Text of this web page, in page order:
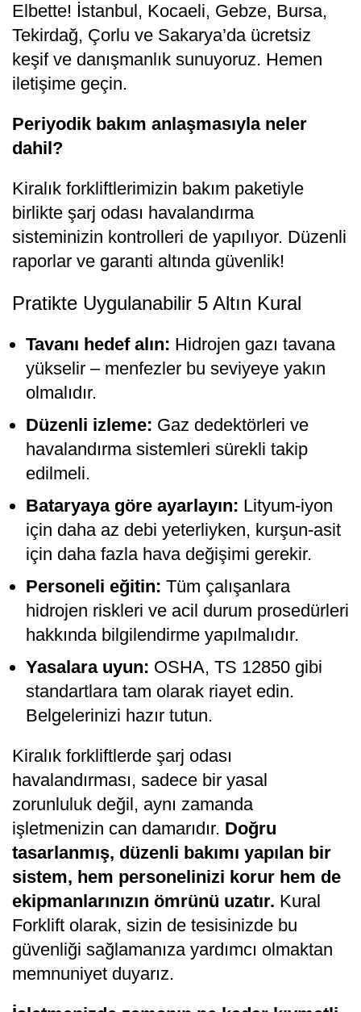
Elbette! İstanbul, Kocaeli, Gebze, Bursa,
Tekirdağ, Çorlu ve Sakarya’da ücretsiz
keşif ve danışmanlık sunuyoruz. Hemen
iletişime geçin.
Periyodik bakım anlaşmasıyla neler
dahil?
Kiralık forkliftlerimizin bakım paketiyle
birlikte şarj odası havalandırma
sisteminizin kontrolleri de yapılıyor. Düzenli
raporlar ve garanti altında güvenlik!
Pratikte Uygulanabilir 5 Altın Kural
Tavanı hedef alın: Hidrojen gazı tavana
yükselir – menfezler bu seviyeye yakın
olmalıdır.
Düzenli izleme: Gaz dedektörleri ve
havalandırma sistemleri sürekli takip
edilmeli.
Bataryaya göre ayarlayın: Lityum-iyon
için daha az debi yeterliyken, kurşun-asit
için daha fazla hava değişimi gerekir.
Personeli eğitin: Tüm çalışanlara
hidrojen riskleri ve acil durum prosedürleri
hakkında bilgilendirme yapılmalıdır.
Yasalara uyun: OSHA, TS 12850 gibi
standartlara tam olarak riayet edin.
Belgelerinizi hazır tutun.
Kiralık forkliftlerde şarj odası
havalandırması, sadece bir yasal
zorunluluk değil, aynı zamanda
işletmenizin can damarıdır. Doğru
tasarlanmış, düzenli bakımı yapılan bir
sistem, hem personelinizi korur hem de
ekipmanlarınızın ömrünü uzatır. Kural
Forklift olarak, sizin de tesisinizde bu
güvenliği sağlamanıza yardımcı olmaktan
memnuniyet duyarız.